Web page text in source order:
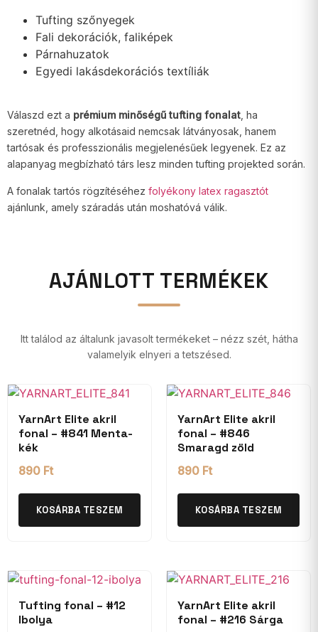
Tufting szőnyegek
Fali dekorációk, faliképek
Párnahuzatok
Egyedi lakásdekorációs textíliák
Válaszd ezt a prémium minőségű tufting fonalat , ha
szeretnéd, hogy alkotásaid nemcsak látványosak, hanem
tartósak és professzionális megjelenésűek legyenek. Ez az
alapanyag megbízható társ lesz minden tufting projekted során.
A fonalak tartós rögzítéséhez folyékony latex ragasztót
ajánlunk, amely száradás után moshatóvá válik.
AJÁNLOTT TERMÉKEK
Itt találod az általunk javasolt termékeket – nézz szét, hátha
valamelyik elnyeri a tetszésed.
YarnArt Elite akril
fonal – #841 Menta-
kék
890 Ft
KOSÁRBA TESZEM
YarnArt Elite akril
fonal – #846
Smaragd zöld
890 Ft
KOSÁRBA TESZEM
Tufting fonal – #12
Ibolya
YarnArt Elite akril
fonal – #216 Sárga